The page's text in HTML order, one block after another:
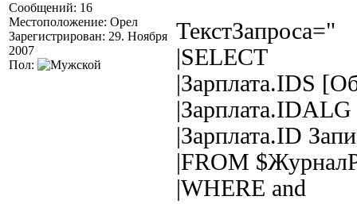
Сообщений: 16
Местоположение: Орел
Зарегистрирован: 29. Ноября
2007
Пол:
ТекстЗапроса="
|SELECT
|Зарплата.IDS
|Зарплата.ID
|FROM
|WHERE and